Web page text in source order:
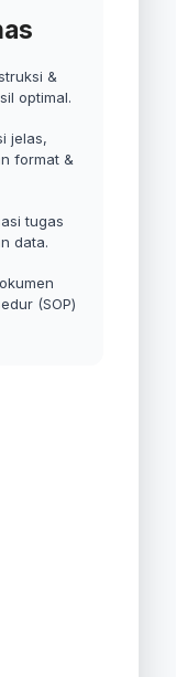
&
optimal.
jelas,
format &
tugas
data.
(SOP)